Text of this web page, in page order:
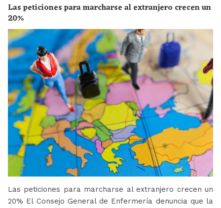
Las peticiones para marcharse al extranjero crecen un
20%
Las peticiones para marcharse al extranjero crecen un
20% El Consejo General de Enfermería denuncia que la